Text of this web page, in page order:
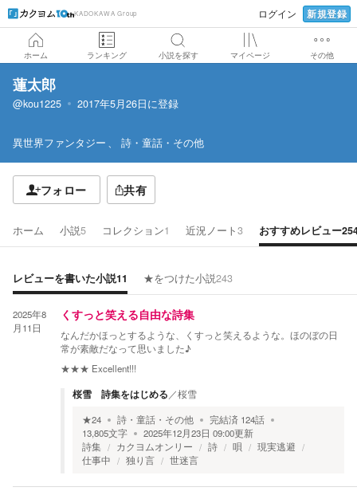
KADOKAWA Group ログイン 新規登録
ホーム ランキング 小説を探す マイページ その他
蓮太郎
@kou1225 2017年5月26日に登録
異世界ファンタジー 詩・童話・その他
フォロー 共有
ホーム 小説5 コレクション1 近況ノート3 おすすめレビュー
レビューを書いた小説11 ★をつけた小説243
2025年8
月11日
くすっと笑える自由な詩集
なんだかほっとするような、くすっと笑えるような。ほのぼの日
常が素敵だなって思いました♪
★★★ Excellent!!!
桜雪 詩集をはじめる ／桜雪
★24 詩・童話・その他 完結済 124話
13,805文字 2025年12月23日 09:00更新
詩集
カクヨムオンリー 詩 唄
現実逃避
仕事中
独り言 世迷言